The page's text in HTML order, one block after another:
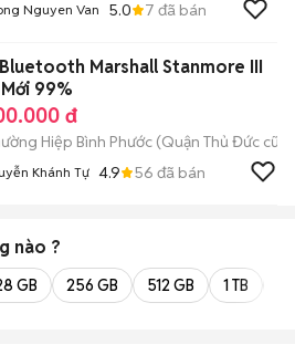
Nguyen Van 5.0 7 đã bán
Marshall Stanmore III
99%
đ
Hiệp Bình Phước (Quận Thủ Đức cũ)
Khánh Tự 4.9 56 đã bán
nào ?
GB 256 GB 512 GB 1 TB